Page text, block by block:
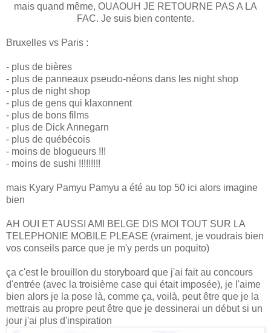
mais quand même, OUAOUH JE RETOURNE PAS A LA
FAC. Je suis bien contente.
Bruxelles vs Paris :
- plus de bières
- plus de panneaux pseudo-néons dans les night shop
- plus de night shop
- plus de gens qui klaxonnent
- plus de bons films
- plus de Dick Annegarn
- plus de québécois
- moins de blogueurs !!!
- moins de sushi !!!!!!!!!
mais Kyary Pamyu Pamyu a été au top 50 ici alors imagine
bien
AH OUI ET AUSSI AMI BELGE DIS MOI TOUT SUR LA
TELEPHONIE MOBILE PLEASE (vraiment, je voudrais bien
vos conseils parce que je m'y perds un poquito)
ça c'est le brouillon du storyboard que j'ai fait au concours
d'entrée (avec la troisième case qui était imposée), je l'aime
bien alors je la pose là, comme ça, voilà, peut être que je la
mettrais au propre peut être que je dessinerai un début si un
jour j'ai plus d'inspiration